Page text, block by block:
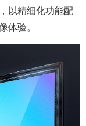
以精细化功能配
体验。